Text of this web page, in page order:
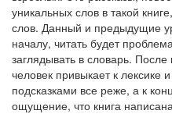
уникальных слов в такой
слов. Данный и предыдущие
началу, читать будет
заглядывать в словарь. После
человек привыкает к лексике
подсказками все реже, а к
ощущение, что книга